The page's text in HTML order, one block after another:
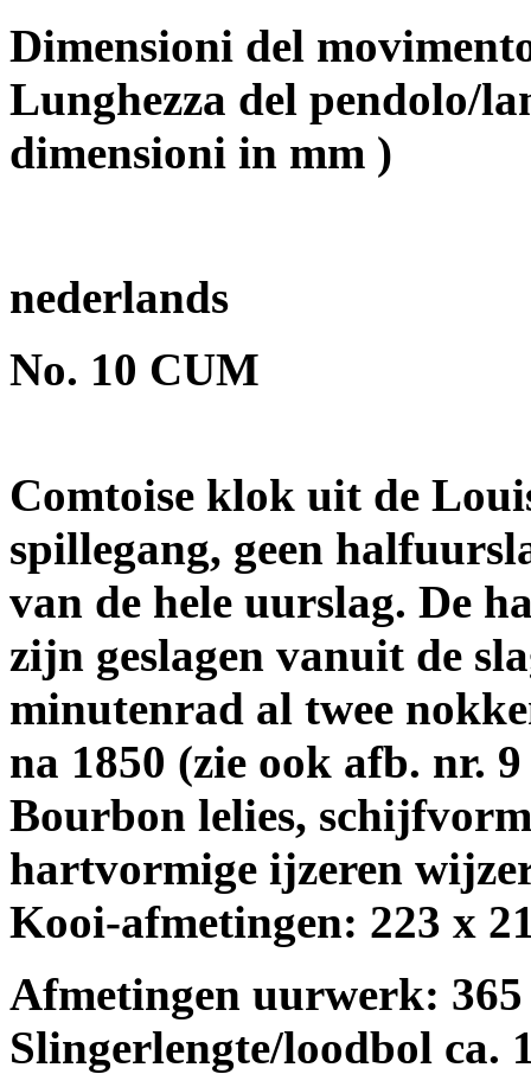
Dimensioni del
Lunghezza del pendolo/
dimensioni in mm )
nederlands
No. 10 CUM
Comtoise klok uit de
spillegang, geen
van de hele uurslag. De
zijn geslagen vanuit de
minutenrad al twee
na 1850 (zie ook afb. nr.
Bourbon lelies,
hartvormige ijzeren
Kooi-afmetingen: 223 x
Afmetingen uurwerk:
Slingerlengte/loodbol ca.